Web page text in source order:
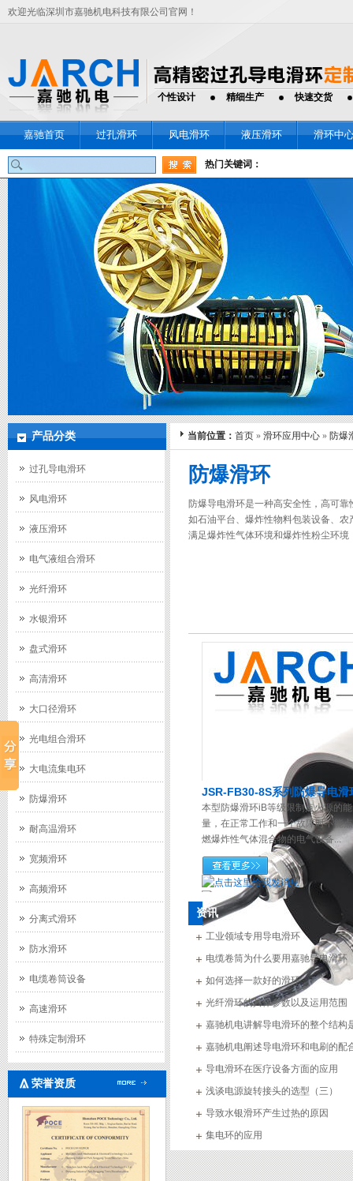
欢迎光临深圳市嘉驰机电科技有限公司官网！
个性设计 精细生产 快速交货
嘉驰首页 过孔滑环 风电滑环 液压滑环 滑环中
热门关键词：
产品分类
过孔导电滑环
风电滑环
液压滑环
电气液组合滑环
光纤滑环
水银滑环
盘式滑环
高清滑环
大口径滑环
光电组合滑环
大电流集电环
防爆滑环
耐高温滑环
宽频滑环
高频滑环
分离式滑环
防水滑环
电缆卷筒设备
高速滑环
特殊定制滑环
荣誉资质
当前位置： 首页 » 滑环应用中心 » 防爆
防爆滑环
防爆导电滑环是一种高安全性，高可
如石油平台、爆炸性物料包装设备、
满足爆炸性气体环境和爆炸性粉尘环境
JSR-FB30-8S系列防爆导电滑
本型防爆滑环iB等级限制点火源的能
量，在正常工作和一个故障时不能点
燃爆炸性气体混合物的电气设备...
资讯
工业领域专用导电滑环
电缆卷筒为什么要用嘉驰导电滑环
如何选择一款好的滑环
光纤滑环的具体参数以及运用范围
嘉驰机电讲解导电滑环的整个结构
嘉驰机电阐述导电滑环和电刷的配
导电滑环在医疗设备方面的应用
浅谈电源旋转接头的选型（三）
导致水银滑环产生过热的原因
集电环的应用